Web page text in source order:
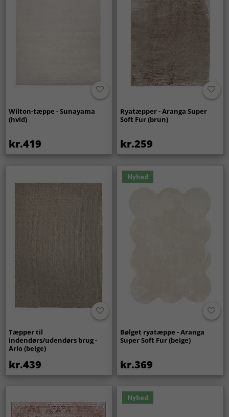
Wilton-tæppe - Sunayama
(hvid)
kr.419
Ryatæpper - Aranga Super
Soft Fur (brun)
kr.259
Tæpper til
indendørs/udendørs brug -
Arlo (beige)
kr.439
Nyhed
Bølget ryatæppe - Aranga
Super Soft Fur (beige)
kr.369
Nyhed